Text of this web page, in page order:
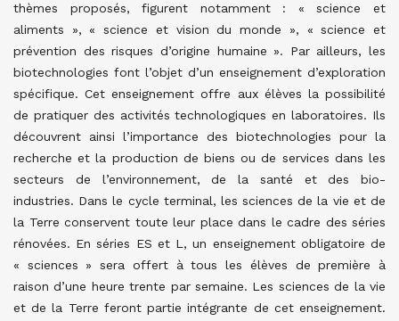
thèmes proposés, figurent notamment : « science et
aliments », « science et vision du monde », « science et
prévention des risques d’origine humaine ». Par ailleurs, les
biotechnologies font l’objet d’un enseignement d’exploration
spécifique. Cet enseignement offre aux élèves la possibilité
de pratiquer des activités technologiques en laboratoires. Ils
découvrent ainsi l’importance des biotechnologies pour la
recherche et la production de biens ou de services dans les
secteurs de l’environnement, de la santé et des bio-
industries. Dans le cycle terminal, les sciences de la vie et de
la Terre conservent toute leur place dans le cadre des séries
rénovées. En séries ES et L, un enseignement obligatoire de
« sciences » sera offert à tous les élèves de première à
raison d’une heure trente par semaine. Les sciences de la vie
et de la Terre feront partie intégrante de cet enseignement.